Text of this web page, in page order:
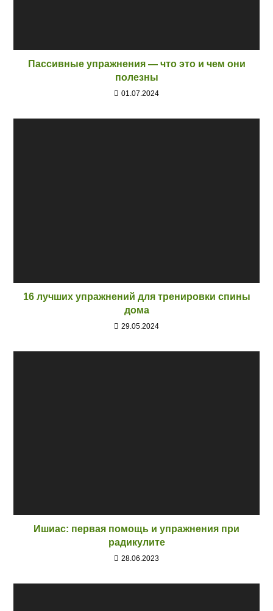
Пассивные упражнения — что это и чем они
полезны
01.07.2024
16 лучших упражнений для тренировки спины
дома
29.05.2024
Ишиас: первая помощь и упражнения при
радикулите
28.06.2023